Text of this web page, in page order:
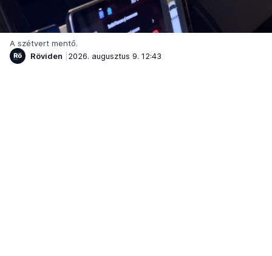
A szétvert mentő.
Röviden
2026. augusztus 9. 12:43